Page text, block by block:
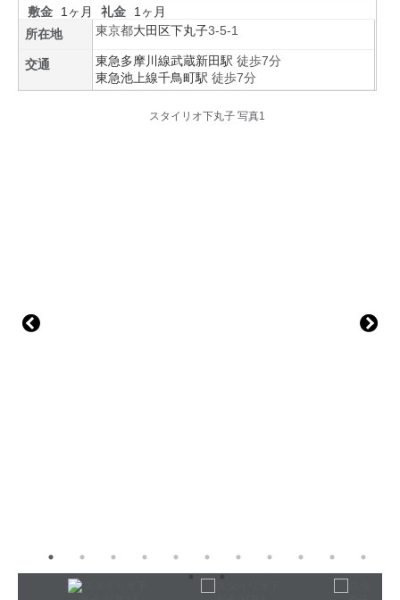
敷金
1ヶ月 礼金
1ヶ月
所在地
東京都大田区下丸子3-5-1
交通 東急多摩川線武蔵新田駅 徒歩7分
東急池上線千鳥町駅 徒歩7分